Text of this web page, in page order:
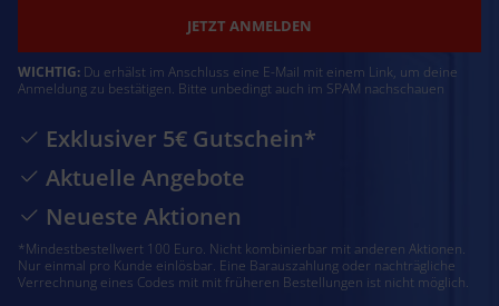
JETZT ANMELDEN
WICHTIG: Du erhälst im Anschluss eine E-Mail mit einem Link, um deine
Anmeldung zu bestätigen. Bitte unbedingt auch im SPAM nachschauen
Exklusiver 5€ Gutschein*
Aktuelle Angebote
Neueste Aktionen
*Mindestbestellwert 100 Euro. Nicht kombinierbar mit anderen Aktionen.
Nur einmal pro Kunde einlösbar. Eine Barauszahlung oder nachträgliche
Verrechnung eines Codes mit mit früheren Bestellungen ist nicht möglich.